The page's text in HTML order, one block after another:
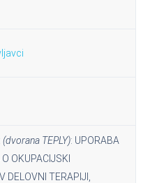
(dvorana TEPLY): UPORABA
OKUPACIJSKI
DELOVNI TERAPIJI,